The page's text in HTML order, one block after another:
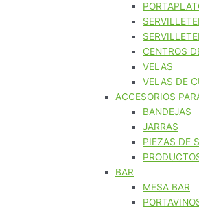
CENTROS
VELAS
VELAS DE
ACCESORIOS
BANDEJAS
JARRAS
PIEZAS DE
BAR
MESA BAR